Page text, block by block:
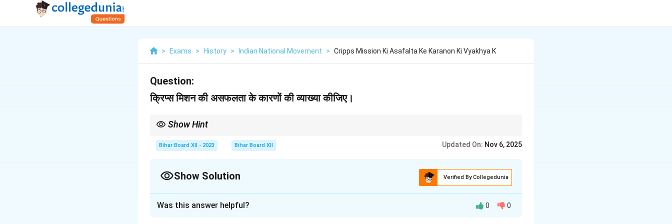
> Exams > History > Indian National Movement > Cripps Mission Ki Asafalta Ke Karanon Ki Vyakhya K
Question:
क्रिप्स मिशन की असफलता के कारणों की व्याख्या कीजिए।
Show Hint
परिणामस्वरूप अगस्त 1942 में 'भारत छोड़ो आंदोलन' शुरू हुआ।
Bihar Board XII - 2023 Bihar Board XII Updated On: Nov 6, 2025
Show Solution Verified By Collegedunia
Was this answer helpful? 0 0